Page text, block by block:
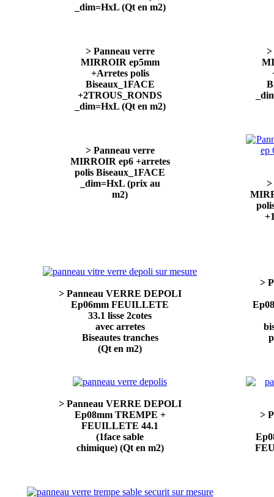
_dim=HxL (Qt en m2)
> Panneau verre
MIRROIR ep5mm
+Arretes polis
Biseaux_1FACE
+2TROUS_RONDS
_dim=HxL (Qt en m2)
>
> Panneau verre
MIRROIR ep6 +arretes
polis Biseaux_1FACE
_dim=HxL (prix au
m2)
>
> Panneau VERRE DEPOLI
Ep06mm FEUILLETE
33.1 lisse 2cotes
avec arretes
Biseautes tranches
(Qt en m2)
>
> Panneau VERRE DEPOLI
Ep08mm TREMPE +
FEUILLETE 44.1
(1face sable
chimique) (Qt en m2)
>